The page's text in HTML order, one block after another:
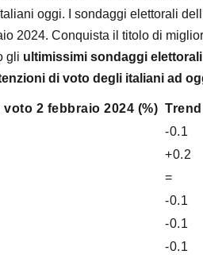
oggi. I sondaggi elettorali
2024. Conquista il titolo di
gli ultimissimi sondaggi
di voto degli italiani ad
voto 2 febbraio 2024 (%)
-0.1
+0.2
=
-0.1
-0.1
-0.1